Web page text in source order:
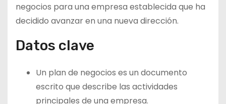
negocios para una empresa establecida que ha
decidido avanzar en una nueva dirección.
Datos clave
Un plan de negocios es un documento
escrito que describe las actividades
principales de una empresa.